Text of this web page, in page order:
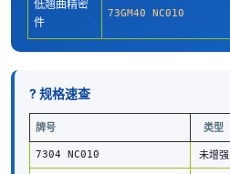
低翘曲精密
件
73GM40 NC010
? 规格速查
牌号 类型
7304 NC010 未增强